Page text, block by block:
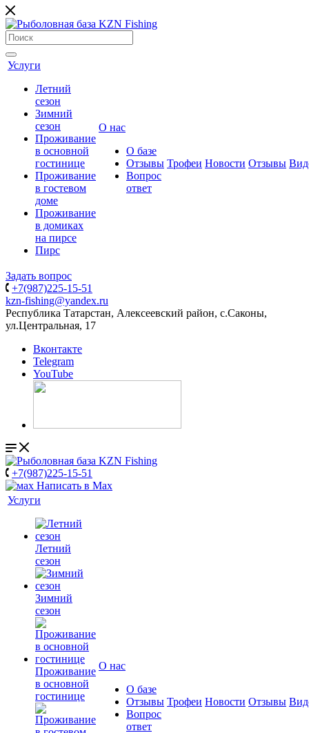
Услуги
Летний
сезон
Зимний
сезон
Проживание
в основной
гостинице
Проживание
в гостевом
доме
Проживание
в домиках
на пирсе
Пирс
О нас
О базе
Отзывы
Вопрос
ответ
Трофеи Новости Отзывы
Задать вопрос
+7(987)225-15-51
kzn-fishing@yandex.ru
Республика Татарстан, Алексеевский район, с.Саконы,
ул.Центральная, 17
Вконтакте
Telegram
YouTube
+7(987)225-15-51
Написать в Мах
Услуги
Летний
сезон
Зимний
сезон
Проживание
в основной
гостинице
О нас
О базе
Отзывы
Вопрос
ответ
Трофеи Новости Отзывы